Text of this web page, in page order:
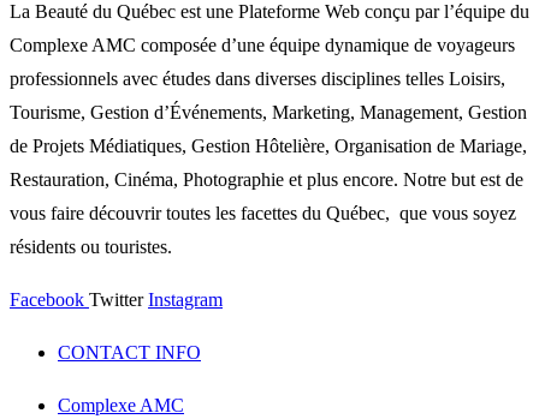
La Beauté du Québec est une Plateforme Web conçu par l’équipe du
Complexe AMC composée d’une équipe dynamique de voyageurs
professionnels avec études dans diverses disciplines telles Loisirs,
Tourisme, Gestion d’Événements, Marketing, Management, Gestion
de Projets Médiatiques, Gestion Hôtelière, Organisation de Mariage,
Restauration, Cinéma, Photographie et plus encore. Notre but est de
vous faire découvrir toutes les facettes du Québec, que vous soyez
résidents ou touristes.
Facebook Twitter Instagram
CONTACT INFO
Complexe AMC